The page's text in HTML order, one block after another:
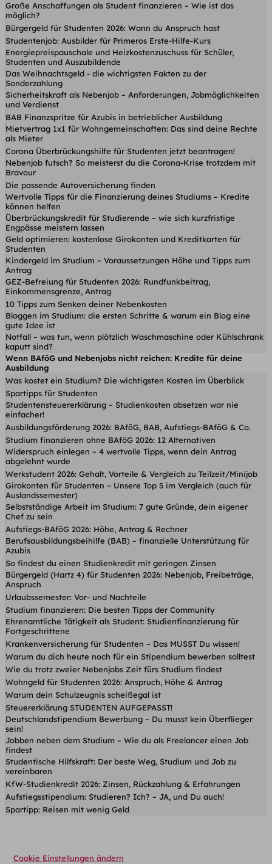
Große Anschaffungen als Student finanzieren – Wie ist das
möglich?
Bürgergeld für Studenten 2026: Wann du Anspruch hast
Studentenjob: Ausbilder für Primeros Erste-Hilfe-Kurs
Energiepreispauschale und Heizkostenzuschuss für Schüler,
Studenten und Auszubildende
Das Weihnachtsgeld - die wichtigsten Fakten zu der
Sonderzahlung
Sicherheitskraft als Nebenjob – Anforderungen, Jobmöglichkeiten
und Verdienst
BAB Finanzspritze für Azubis in betrieblicher Ausbildung
Mietvertrag 1x1 für Wohngemeinschaften: Das sind deine Rechte
als Mieter
Corona Überbrückungshilfe für Studenten jetzt beantragen!
Nebenjob futsch? So meisterst du die Corona-Krise trotzdem mit
Bravour
Die passende Autoversicherung finden
Wertvolle Tipps für die Finanzierung deines Studiums – Kredite
können helfen
Überbrückungskredit für Studierende – wie sich kurzfristige
Engpässe meistern lassen
Geld optimieren: kostenlose Girokonten und Kreditkarten für
Studenten
Kindergeld im Studium ~ Voraussetzungen Höhe und Tipps zum
Antrag
GEZ-Befreiung für Studenten 2026: Rundfunkbeitrag,
Einkommensgrenze, Antrag
10 Tipps zum Senken deiner Nebenkosten
Bloggen im Studium: die ersten Schritte & warum ein Blog eine
gute Idee ist
Notfall – was tun, wenn plötzlich Waschmaschine oder Kühlschrank
kaputt sind?
Wenn BAföG und Nebenjobs nicht reichen: Kredite für deine
Ausbildung
Was kostet ein Studium? Die wichtigsten Kosten im Überblick
Spartipps für Studenten
Studentensteuererklärung ~ Studienkosten absetzen war nie
einfacher!
Ausbildungsförderung 2026: BAföG, BAB, Aufstiegs-BAföG & Co.
Studium finanzieren ohne BAföG 2026: 12 Alternativen
Widerspruch einlegen ~ 4 wertvolle Tipps, wenn dein Antrag
abgelehnt wurde
Werkstudent 2026: Gehalt, Vorteile & Vergleich zu Teilzeit/Minijob
Girokonten für Studenten ~ Unsere Top 5 im Vergleich (auch für
Auslandssemester)
Selbstständige Arbeit im Studium: 7 gute Gründe, dein eigener
Chef zu sein
Aufstiegs-BAföG 2026: Höhe, Antrag & Rechner
Berufsausbildungsbeihilfe (BAB) ~ finanzielle Unterstützung für
Azubis
So findest du einen Studienkredit mit geringen Zinsen
Bürgergeld (Hartz 4) für Studenten 2026: Nebenjob, Freibeträge,
Anspruch
Urlaubssemester: Vor- und Nachteile
Studium finanzieren: Die besten Tipps der Community
Ehrenamtliche Tätigkeit als Student: Studienfinanzierung für
Fortgeschrittene
Krankenversicherung für Studenten ~ Das MUSST Du wissen!
Warum du dich heute noch für ein Stipendium bewerben solltest
Wie du trotz zweier Nebenjobs Zeit fürs Studium findest
Wohngeld für Studenten 2026: Anspruch, Höhe & Antrag
Warum dein Schulzeugnis scheißegal ist
Steuererklärung STUDENTEN AUFGEPASST!
Deutschlandstipendium Bewerbung – Du musst kein Überflieger
sein!
Jobben neben dem Studium – Wie du als Freelancer einen Job
findest
Studentische Hilfskraft: Der beste Weg, Studium und Job zu
vereinbaren
KfW-Studienkredit 2026: Zinsen, Rückzahlung & Erfahrungen
Aufstiegsstipendium: Studieren? Ich? – JA, und Du auch!
Spartipp: Reisen mit wenig Geld
Cookie Einstellungen ändern